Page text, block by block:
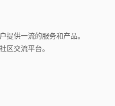
提供一流的服务和产品。
区交流平台。